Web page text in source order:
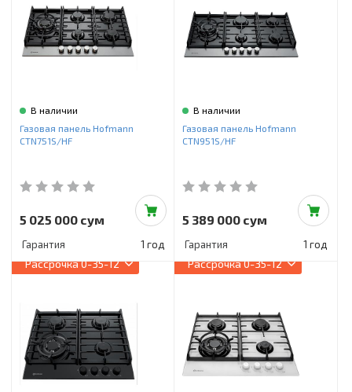
В наличии
Газовая панель Hofmann
CTN751S/HF
5 025 000 сум
Гарантия 1 год
В наличии
Газовая панель Hofmann
CTN951S/HF
5 389 000 сум
Гарантия 1 год
Рассрочка0-35-12 Рассрочка0-35-12